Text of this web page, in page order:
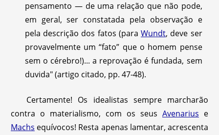
pensamento — de uma relação que não pode,
em geral, ser constatada pela observação e
pela descrição dos fatos (paraWundt, deve ser
provavelmente um “fato” que o homem pense
sem o cérebro!)... a reprovação é fundada, sem
duvida" (artigo citado, pp. 47-48).
Certamente! Os idealistas sempre marcharão
contra o materialismo, com os seus Avenarius e
Machs equívocos! Resta apenas lamentar, acrescenta